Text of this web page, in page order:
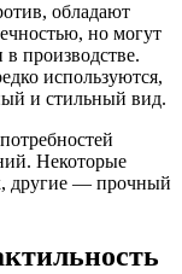
обладают
но могут
производстве.
используются,
и стильный вид.
Некоторые
другие — прочный